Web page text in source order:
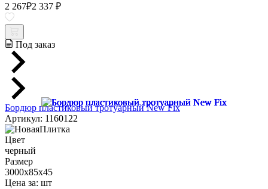
2 267₽2 337 ₽
Под заказ
Бордюр пластиковый тротуарный New Fix
Артикул: 1160122
Цвет
черный
Размер
3000х85х45
Цена за: шт